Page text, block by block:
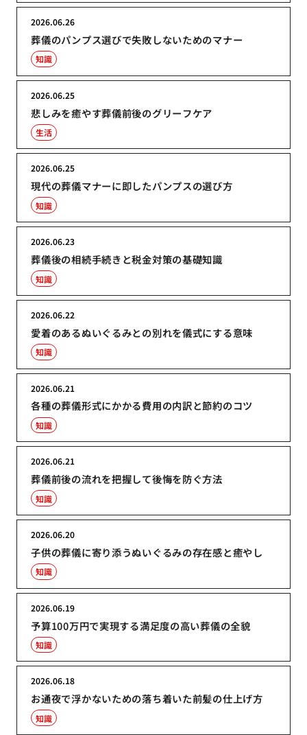
葬儀のパンプス選びで失敗しないためのマナー
2026.06.26
知識
悲しみを癒やす葬儀前後のグリーフケア
2026.06.25
生活
現代の葬儀マナーに即したパンプスの選び方
2026.06.25
知識
葬儀後の相続手続きと税金対策の基礎知識
2026.06.23
知識
愛着のあるぬいぐるみとの別れを儀式にする意味
2026.06.22
知識
各種の葬儀形式にかかる費用の内訳と節約のコツ
2026.06.21
知識
葬儀前後の流れを把握して後悔を防ぐ方法
2026.06.21
知識
子供の葬儀に寄り添うぬいぐるみの存在感と癒やし
2026.06.20
知識
予算100万円で実現する満足度の高い葬儀の全貌
2026.06.19
知識
お通夜で浮かないための落ち着いた前髪の仕上げ方
2026.06.18
知識